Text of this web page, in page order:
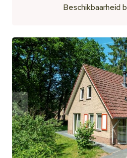
van natuurgebieden wordt vaak
Praktische
Huisdieren:Niet toegestaan.
Extra’s:Gratis WiFi, rookvrije
Beschikbaarheid